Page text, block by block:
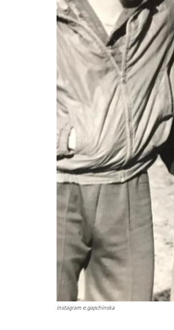
instagram e.gapchinska